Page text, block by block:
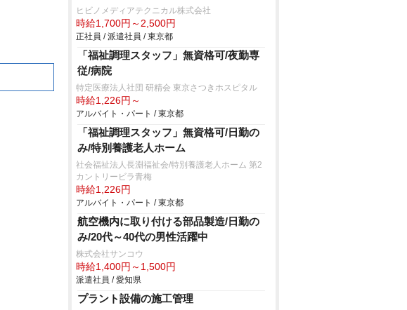
ヒビノメディアテクニカル株式会社
時給1,700円～2,500円
正社員 / 派遣社員 / 東京都
「福祉調理スタッフ」無資格可/夜勤専
従/病院
特定医療法人社団 研精会 東京さつきホスピタル
時給1,226円～
アルバイト・パート / 東京都
「福祉調理スタッフ」無資格可/日勤の
み/特別養護老人ホーム
社会福祉法人長淵福祉会/特別養護老人ホーム 第2
カントリービラ青梅
時給1,226円
アルバイト・パート / 東京都
航空機内に取り付ける部品製造/日勤の
み/20代～40代の男性活躍中
株式会社サンコウ
時給1,400円～1,500円
派遣社員 / 愛知県
プラント設備の施工管理